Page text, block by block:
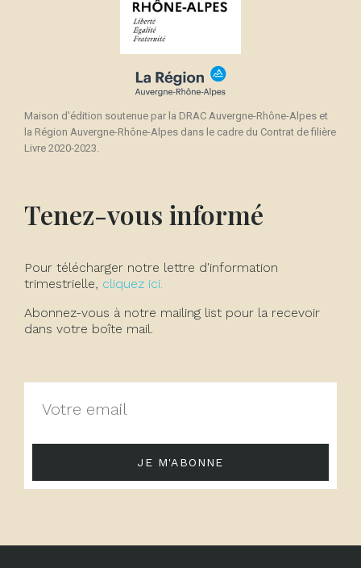
Maison d'édition soutenue par la DRAC Auvergne-Rhône-Alpes et
la Région Auvergne-Rhône-Alpes dans le cadre du Contrat de filière
Livre 2020-2023.
Tenez-vous informé
Pour télécharger notre lettre d'information
trimestrielle, cliquez ici.
Abonnez-vous à notre mailing list pour la recevoir
dans votre boîte mail.
JE M'ABONNE